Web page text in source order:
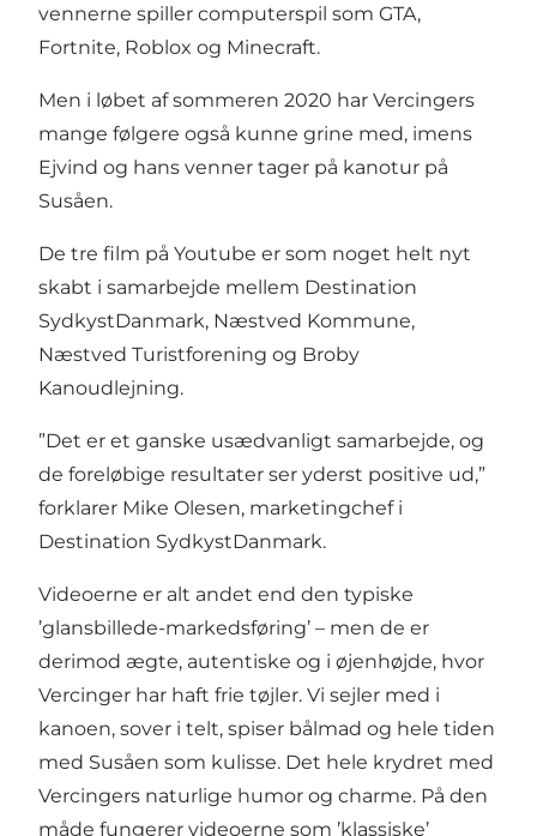
vennerne spiller computerspil som GTA,
Fortnite, Roblox og Minecraft.
Men i løbet af sommeren 2020 har Vercingers
mange følgere også kunne grine med, imens
Ejvind og hans venner tager på kanotur på
Susåen.
De tre film på Youtube er som noget helt nyt
skabt i samarbejde mellem Destination
SydkystDanmark, Næstved Kommune,
Næstved Turistforening og Broby
Kanoudlejning.
”Det er et ganske usædvanligt samarbejde, og
de foreløbige resultater ser yderst positive ud,”
forklarer Mike Olesen, marketingchef i
Destination SydkystDanmark.
Videoerne er alt andet end den typiske
’glansbillede-markedsføring’ – men de er
derimod ægte, autentiske og i øjenhøjde, hvor
Vercinger har haft frie tøjler. Vi sejler med i
kanoen, sover i telt, spiser bålmad og hele tiden
med Susåen som kulisse. Det hele krydret med
Vercingers naturlige humor og charme. På den
måde fungerer videoerne som ’klassiske’